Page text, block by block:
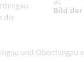
Bild
die
und Oberthingau